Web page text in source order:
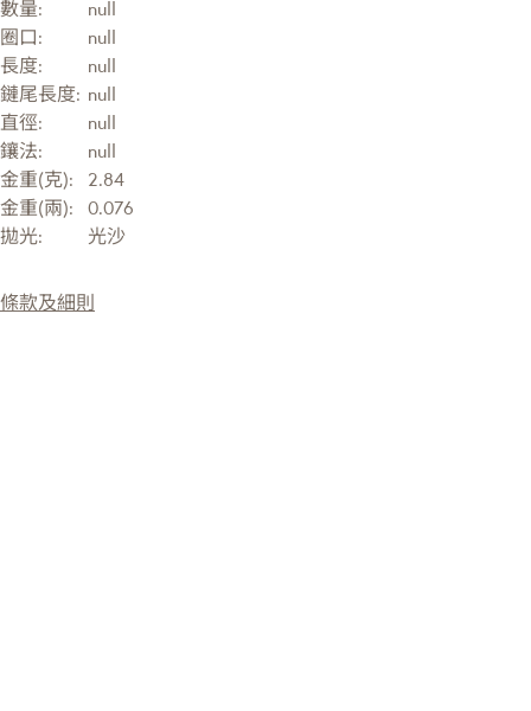
數量:
null
圈口:
null
長度:
null
鏈尾長度: null
直徑:
null
鑲法:
null
金重(克):
2.84
金重(兩):
0.076
拋光:
光沙
條款及細則